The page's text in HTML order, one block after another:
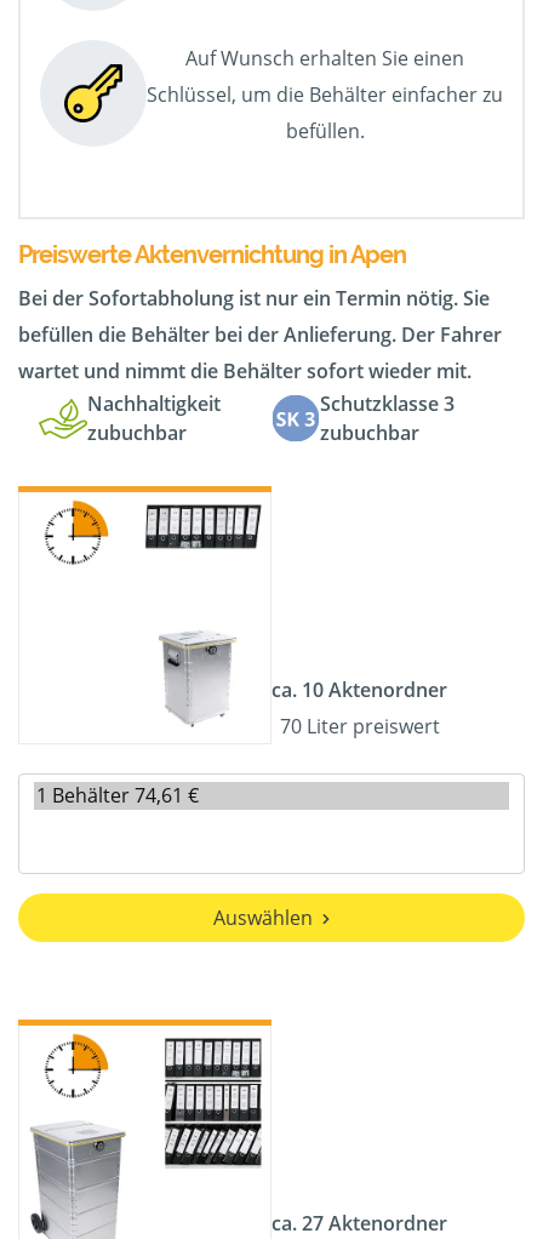
Auf Wunsch erhalten Sie einen
Schlüssel, um die Behälter einfacher zu
befüllen.
Preiswerte Aktenvernichtung in Apen
Bei der Sofortabholung ist nur ein Termin nötig. Sie
befüllen die Behälter bei der Anlieferung. Der Fahrer
wartet und nimmt die Behälter sofort wieder mit.
Nachhaltigkeit
zubuchbar
Schutzklasse 3
zubuchbar
ca. 10 Aktenordner
70 Liter preiswert
Auswählen
ca. 27 Aktenordner